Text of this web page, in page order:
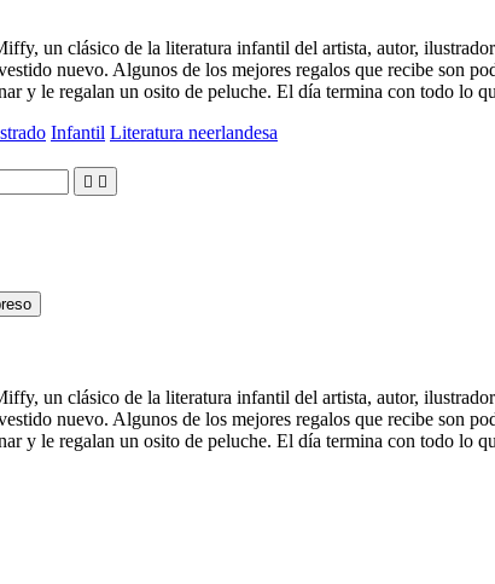
un clásico de la literatura infantil del artista, autor,
nuevo. Algunos de los mejores regalos que recibe son
y le regalan un osito de peluche. El día termina con todo lo
Infantil Literatura neerlandesa
 
un clásico de la literatura infantil del artista, autor,
nuevo. Algunos de los mejores regalos que recibe son
y le regalan un osito de peluche. El día termina con todo lo